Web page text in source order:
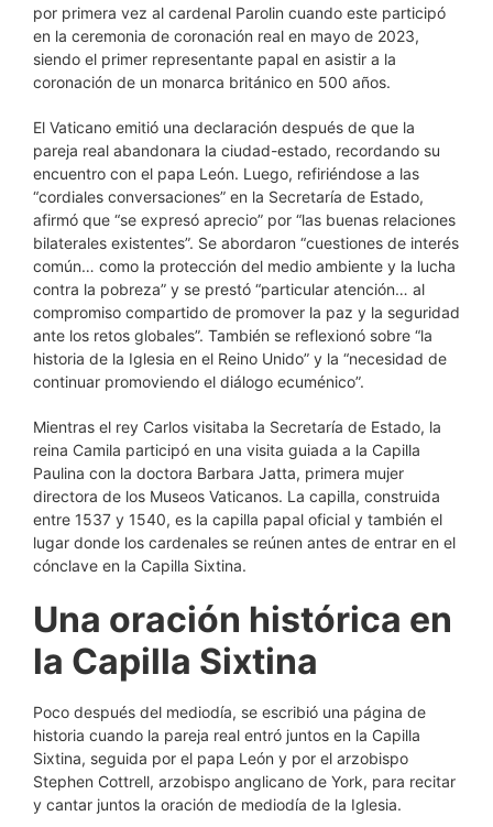
por primera vez al cardenal Parolin cuando este participó
en la ceremonia de coronación real en mayo de 2023,
siendo el primer representante papal en asistir a la
coronación de un monarca británico en 500 años.
El Vaticano emitió una declaración después de que la
pareja real abandonara la ciudad-estado, recordando su
encuentro con el papa León. Luego, refiriéndose a las
“cordiales conversaciones” en la Secretaría de Estado,
afirmó que “se expresó aprecio” por “las buenas relaciones
bilaterales existentes”. Se abordaron “cuestiones de interés
común… como la protección del medio ambiente y la lucha
contra la pobreza” y se prestó “particular atención… al
compromiso compartido de promover la paz y la seguridad
ante los retos globales”. También se reflexionó sobre “la
historia de la Iglesia en el Reino Unido” y la “necesidad de
continuar promoviendo el diálogo ecuménico”.
Mientras el rey Carlos visitaba la Secretaría de Estado, la
reina Camila participó en una visita guiada a la Capilla
Paulina con la doctora Barbara Jatta, primera mujer
directora de los Museos Vaticanos. La capilla, construida
entre 1537 y 1540, es la capilla papal oficial y también el
lugar donde los cardenales se reúnen antes de entrar en el
cónclave en la Capilla Sixtina.
Una oración histórica en
la Capilla Sixtina
Poco después del mediodía, se escribió una página de
historia cuando la pareja real entró juntos en la Capilla
Sixtina, seguida por el papa León y por el arzobispo
Stephen Cottrell, arzobispo anglicano de York, para recitar
y cantar juntos la oración de mediodía de la Iglesia.